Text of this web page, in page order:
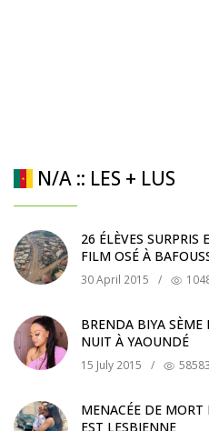
N/A :: LES + LUS
26 ÉLÈVES
FILM OSÉ À
30 April 2015 /
BRENDA BIYA SÈME
NUIT À YAOUNDÉ
15 July 2015 /
MENACÉE DE MORT
EST LESBIENNE